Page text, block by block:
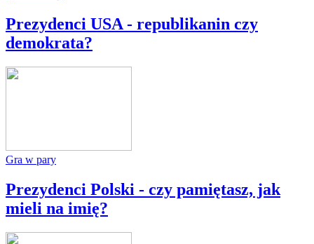
Prezydenci USA - republikanin czy
demokrata?
Gra w pary
Prezydenci Polski - czy pamiętasz, jak
mieli na imię?